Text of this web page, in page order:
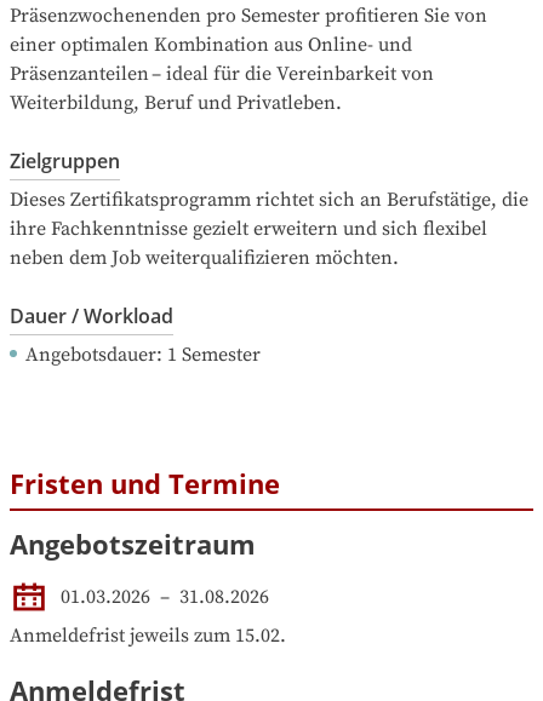
Präsenzwochenenden pro Semester profitieren Sie von
einer optimalen Kombination aus Online- und
Präsenzanteilen – ideal für die Vereinbarkeit von
Weiterbildung, Beruf und Privatleben.
Zielgruppen
Dieses Zertifikatsprogramm richtet sich an Berufstätige, die
ihre Fachkenntnisse gezielt erweitern und sich flexibel
neben dem Job weiterqualifizieren möchten.
Dauer / Workload
Angebotsdauer: 1 Semester
Fristen und Termine
Angebotszeitraum
01.03.2026 – 31.08.2026
Anmeldefrist jeweils zum 15.02.
Anmeldefrist